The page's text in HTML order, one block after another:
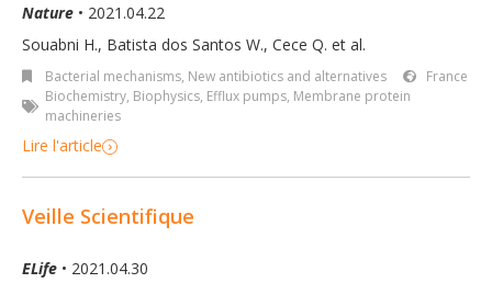
Nature • 2021.04.22
Souabni H., Batista dos Santos W., Cece Q. et al.
Bacterial mechanisms, New antibiotics and alternatives
France
Biochemistry, Biophysics, Efflux pumps, Membrane protein
machineries
Lire l'article
Veille Scientifique
ELife • 2021.04.30